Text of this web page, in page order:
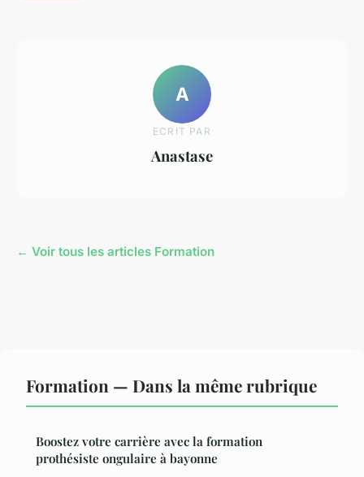
A
ECRIT PAR
Anastase
← Voir tous les articles Formation
Formation — Dans la même rubrique
Boostez votre carrière avec la formation
prothésiste ongulaire à bayonne